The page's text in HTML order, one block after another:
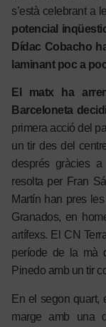
s’està celebrant a
potencial
Dídac Cobacho
laminant poc a
El matx ha
Barceloneta
primera acció del
un tir des del
després gràcies
resolta per Fran
Martín han pres
Granados, en
artífexs. El CN
període de la mà
Pinedo amb un tir
En el segon quart,
marge amb una